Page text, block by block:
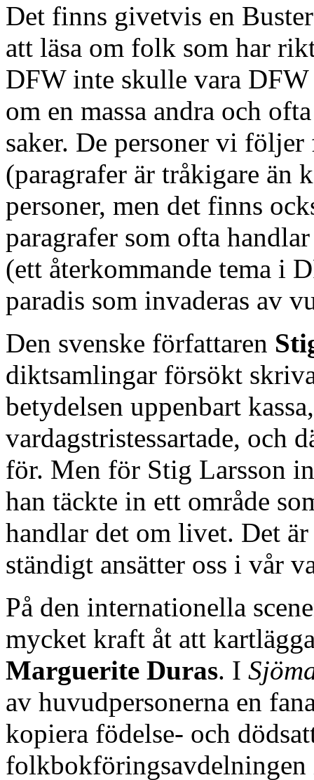
Det finns givetvis en
att läsa om folk som har
DFW inte skulle vara DFW
om en massa andra och
saker. De personer vi
(paragrafer är tråkigare än
personer, men det finns
paragrafer som ofta
(ett återkommande tema i
paradis som invaderas av
Den svenske författaren
diktsamlingar försökt
betydelsen uppenbart
vardagstristessartade, och
för. Men för Stig Larsson
han täckte in ett område
handlar det om livet. Det
ständigt ansätter oss i vår
På den internationella
mycket kraft åt att
Marguerite Duras. I
av huvudpersonerna en
kopiera födelse- och
folkbokföringsavdelningen